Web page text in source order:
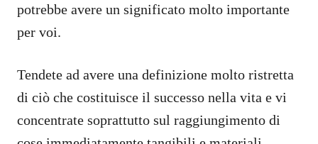
potrebbe avere un significato molto importante
per voi.
Tendete ad avere una definizione molto ristretta
di ciò che costituisce il successo nella vita e vi
concentrate soprattutto sul raggiungimento di